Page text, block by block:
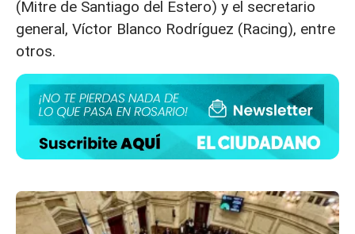
(Mitre de Santiago del Estero) y el secretario
general, Víctor Blanco Rodríguez (Racing), entre
otros.